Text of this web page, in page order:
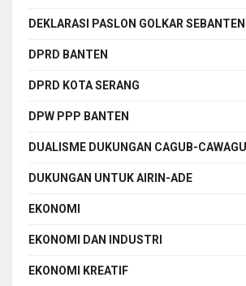
DEKLARASI PASLON GOLKAR
DPRD BANTEN
DPRD KOTA SERANG
DPW PPP BANTEN
DUALISME DUKUNGAN CAGUB-
DUKUNGAN UNTUK AIRIN-ADE
EKONOMI
EKONOMI DAN INDUSTRI
EKONOMI KREATIF